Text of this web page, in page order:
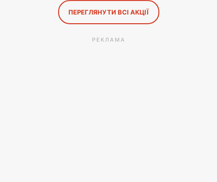
ПЕРЕГЛЯНУТИ ВСІ АКЦІЇ
РЕКЛАМА